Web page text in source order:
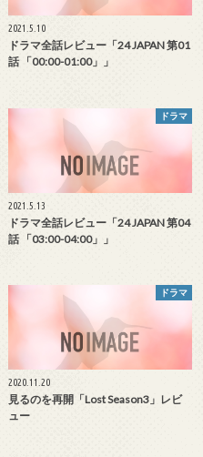
2021.5.10
ドラマ全話レビュー「24 JAPAN 第01
話 「00:00-01:00」」
ドラマ
2021.5.13
ドラマ全話レビュー「24 JAPAN 第04
話 「03:00-04:00」」
ドラマ
2020.11.20
見るのを再開「Lost Season3」レビ
ュー